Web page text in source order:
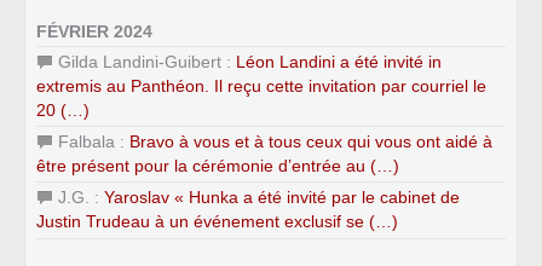
FÉVRIER 2024
Gilda Landini-Guibert : Léon Landini a été invité in
extremis au Panthéon. Il reçu cette invitation par courriel le
20 (…)
Falbala : Bravo à vous et à tous ceux qui vous ont aidé à
être présent pour la cérémonie d’entrée au (…)
J.G. : Yaroslav « Hunka a été invité par le cabinet de
Justin Trudeau à un événement exclusif se (…)